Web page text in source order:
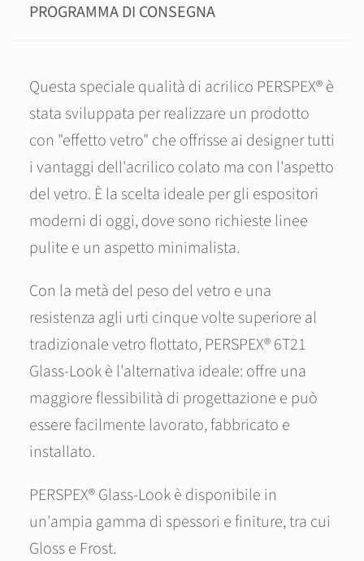
PROGRAMMA DI CONSEGNA
Questa speciale qualità di acrilico PERSPEX® è
stata sviluppata per realizzare un prodotto
con "effetto vetro" che offrisse ai designer tutti
i vantaggi dell'acrilico colato ma con l'aspetto
del vetro. È la scelta ideale per gli espositori
moderni di oggi, dove sono richieste linee
pulite e un aspetto minimalista.
Con la metà del peso del vetro e una
resistenza agli urti cinque volte superiore al
tradizionale vetro flottato, PERSPEX® 6T21
Glass-Look è l'alternativa ideale: offre una
maggiore flessibilità di progettazione e può
essere facilmente lavorato, fabbricato e
installato.
PERSPEX® Glass-Look è disponibile in
un'ampia gamma di spessori e finiture, tra cui
Gloss e Frost.